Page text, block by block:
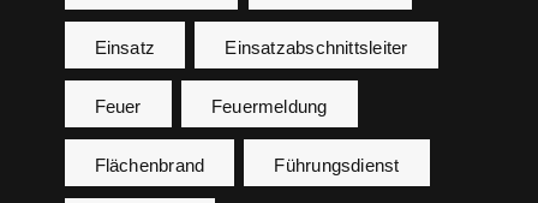
Einsatz Einsatzabschnittsleiter
Feuer Feuermeldung
Flächenbrand Führungsdienst